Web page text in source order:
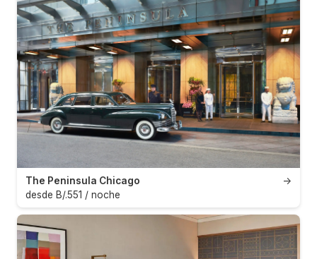
→
The Peninsula Chicago
desde B/.551 / noche